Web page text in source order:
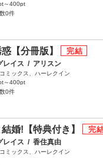
～400pt
0件
【分冊版】
レイス / アリスン
ミックス、ハーレクイン
～400pt
0件
婚!【特典付き】
レイス / 香住真由
ミックス、ハーレクイン